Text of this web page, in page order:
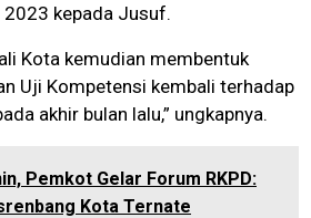
2023 kepada Jusuf.
Kota kemudian membentuk
Uji Kompetensi kembali terhadap
akhir bulan lalu,” ungkapnya.
Pemkot Gelar Forum RKPD:
Kota Ternate